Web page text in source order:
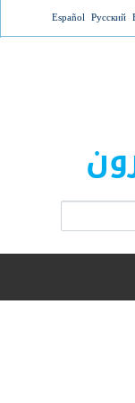
Русский
Español